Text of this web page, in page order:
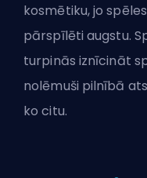
kosmētiku, jo
pārspīlēti augstu.
turpinās iznīcināt
nolēmuši pilnībā
ko citu.